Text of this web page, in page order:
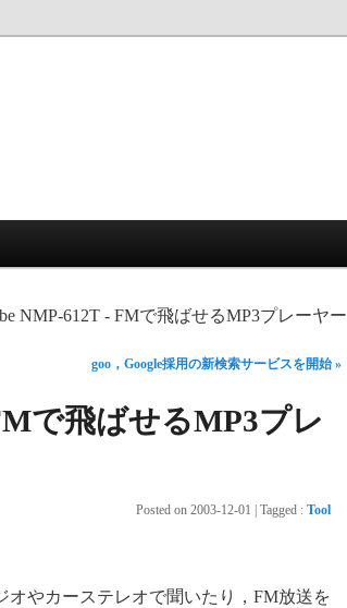
NMP-612T - FMで飛ばせるMP3プレーヤー
goo，Google採用の新検索サービスを開始 »
で飛ばせるMP3プレ
Posted on 2003-12-01 Tagged : Tool
オやカーステレオで聞いたり，FM放送を